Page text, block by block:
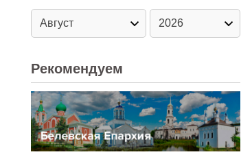
Рекомендуем